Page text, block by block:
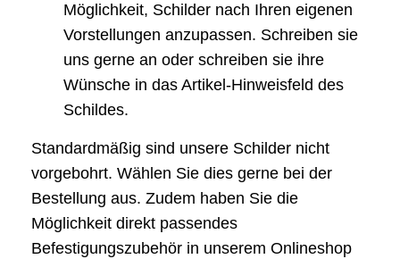
Möglichkeit, Schilder nach Ihren eigenen
Vorstellungen anzupassen. Schreiben sie
uns gerne an oder schreiben sie ihre
Wünsche in das Artikel-Hinweisfeld des
Schildes.
Standardmäßig sind unsere Schilder nicht
vorgebohrt. Wählen Sie dies gerne bei der
Bestellung aus. Zudem haben Sie die
Möglichkeit direkt passendes
Befestigungszubehör in unserem Onlineshop